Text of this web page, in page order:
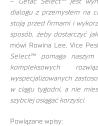
– Getac Select™ jest
dialogu z przemysłem na
stoją przed firmami i
sposób, żeby dostarczyć
mówi Rowina Lee, Vice
Select™ pomaga
kompleksowych
wyspecjalizowanych
w ciągu tygodni, a nie
szybciej osiągać korzyści.
Powiązane wpisy: